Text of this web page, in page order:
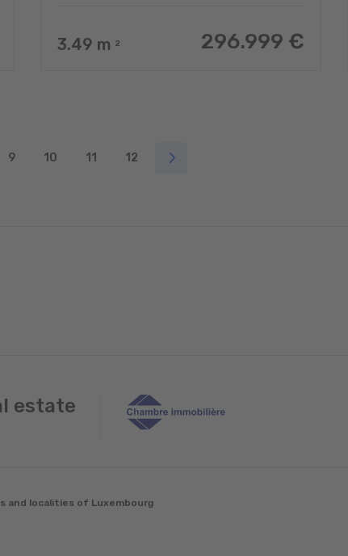
3.49 m 2 296.999 €
9 10 11 12
estate
and localities of Luxembourg